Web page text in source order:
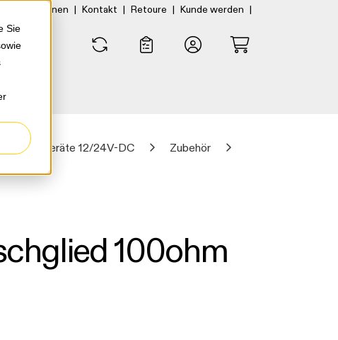
Sie
| Kontakt | Retoure | Kunde werden |
Steuergeräte 12/24V-DC
Zubehör
100ohm